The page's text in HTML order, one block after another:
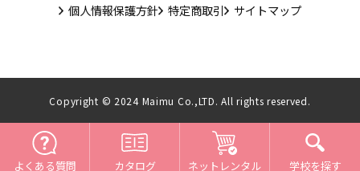
よくある質問 カタログ ネットレンタル 学校を探す
個人情報保護方針 特定商取引 サイトマップ
Copyright © 2024 Maimu Co.,LTD. All rights reserved.